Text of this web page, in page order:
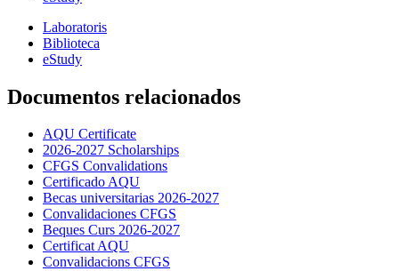
Laboratoris
Biblioteca
eStudy
Documentos relacionados
AQU Certificate
2026-2027 Scholarships
CFGS Convalidations
Certificado AQU
Becas universitarias 2026-2027
Convalidaciones CFGS
Beques Curs 2026-2027
Certificat AQU
Convalidacions CFGS